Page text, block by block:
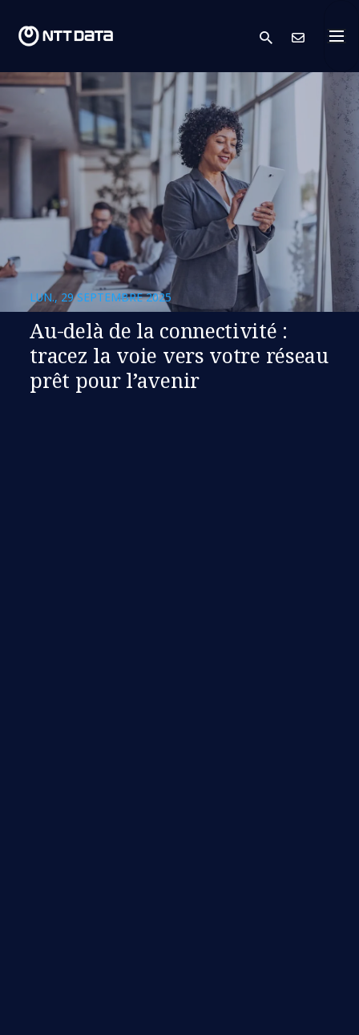
search
LUN., 29 SEPTEMBRE 2025
Au-delà de la connectivité :
tracez la voie vers votre réseau
prêt pour l’avenir